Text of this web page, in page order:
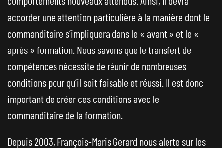
accorder une attention particulière à la manière dont le
commanditaire s’impliquera dans le « avant » et le «
après » formation. Nous savons que le transfert de
compétences nécessite de réunir de nombreuses
conditions pour qu’il soit faisable et réussi. Il est donc
important de créer ces conditions avec le
commanditaire de la formation.
Depuis 2003, François-Maris Gerard nous alerte sur les